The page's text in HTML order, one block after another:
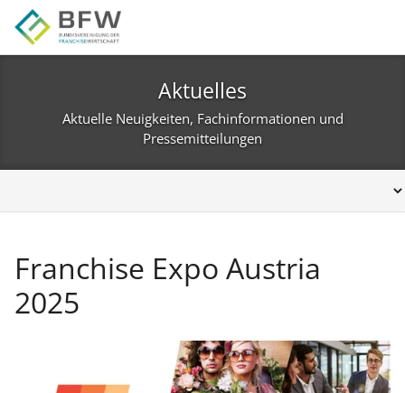
Zur Hauptnavigation springen
Zum Hauptinhalt springen
Zur Seitenfußzeile springen
Aktuelles
Aktuelle Neuigkeiten, Fachinformationen und
Pressemitteilungen
Franchise Expo Austria
2025